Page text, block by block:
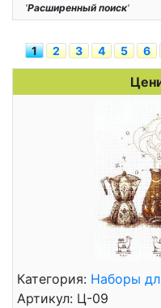
'Расширенный поиск'
1 2 3 4 5 6
Категория: Наборы
Артикул: Ц-09